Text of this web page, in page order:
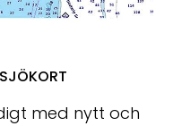
med nytt och